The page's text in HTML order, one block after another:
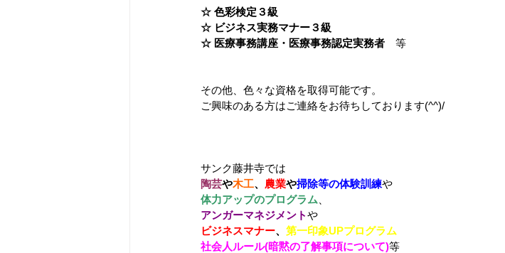
☆ 色彩検定３級
☆ ビジネス実務マナー３級
☆ 医療事務講座・医療事務認定実務者 等
その他、色々な資格を取得可能です。
ご興味のある方はご連絡をお待ちしております(^^)/
サンク藤井寺では
陶芸や木工、 農業や掃除等の体験訓練や
体力アップのプログラム
アンガーマネジメントや
ビジネスマナー、 第一印象UPプログラム
社会人ルール(暗黙の了解事項について)等